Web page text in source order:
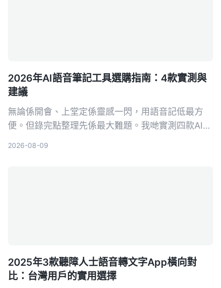
2026年AI語音筆記工具選購指南：4款實測與
建議
無論係開會、上堂定係靈感一閃，用語音記低最方
便。但錄完點整理先係最大難題。我哋實測四款AI語
2026-08-09
2025年3款聽障人士語音轉文字App橫向對
比：台灣用戶的實用選擇